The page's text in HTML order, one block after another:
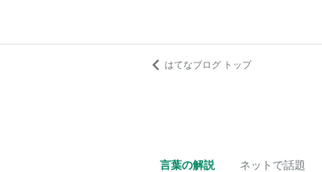
はてなブログ トップ
言葉の解説 ネットで話題